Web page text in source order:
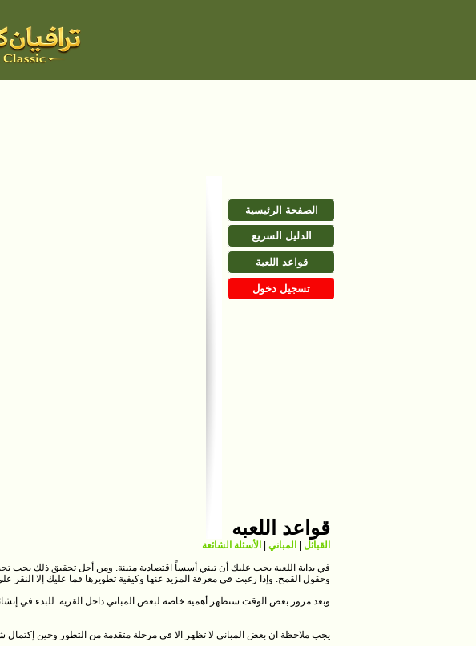
الصفحة الرئيسية
الدليل السريع
قواعد اللعبة
تسجيل دخول
قواعد اللعبه
القبائل المباني
الأسئلة الشائعة
وحقول القمح. وإذا رغبت في معرفة المزيد عنها وكيفية تطويرها فما عليك إلا النقر
وبعد مرور بعض الوقت ستظهر أهمية خاصة لبعض المباني داخل القرية. للبدء في
يجب ملاحظة ان بعض المباني لا تظهر الا في مرحلة متقدمة من التطور وحين